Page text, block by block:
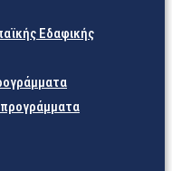
Εδαφικής